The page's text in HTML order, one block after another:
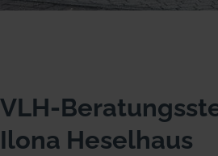
VLH-
Ilona Heselhaus